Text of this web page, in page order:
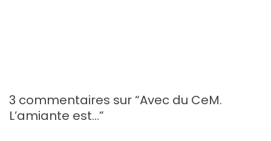
3 commentaires sur “Avec du CeM.
L’amiante est…”